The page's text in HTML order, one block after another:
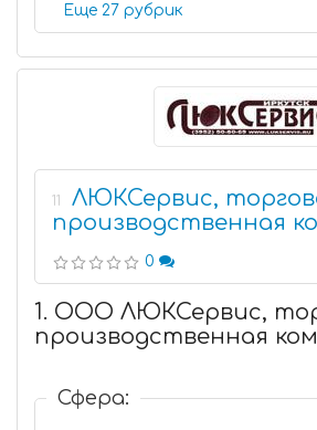
Еще 27 рубрик
11
ЛЮКСервис,
производственная
0
1. ООО ЛЮКСервис,
производственная
Сфера: